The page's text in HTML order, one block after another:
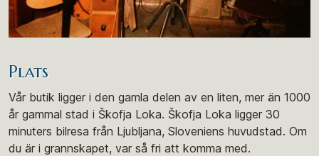
Plats
Vår butik ligger i den gamla delen av en liten, mer än 1000
år gammal stad i Škofja Loka. Škofja Loka ligger 30
minuters bilresa från Ljubljana, Sloveniens huvudstad. Om
du är i grannskapet, var så fri att komma med.